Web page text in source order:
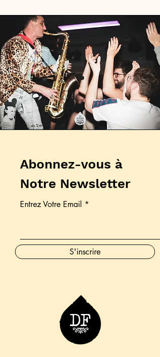
Abonnez-vous à
Notre Newsletter
Entrez Votre Email
S'inscrire